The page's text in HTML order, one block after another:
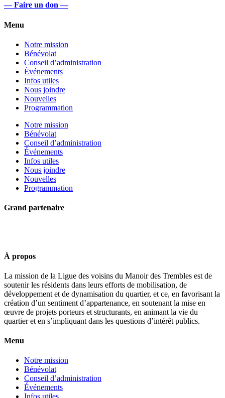
— Faire un don —
Menu
Notre mission
Bénévolat
Conseil d’administration
Événements
Infos utiles
Nous joindre
Nouvelles
Programmation
Notre mission
Bénévolat
Conseil d’administration
Événements
Infos utiles
Nous joindre
Nouvelles
Programmation
Grand partenaire
À propos
La mission de la Ligue des voisins du Manoir des Trembles est de
soutenir les résidents dans leurs efforts de mobilisation, de
développement et de dynamisation du quartier, et ce, en favorisant la
création d’un sentiment d’appartenance, en soutenant la mise en
œuvre de projets porteurs et structurants, en animant la vie du
quartier et en s’impliquant dans les questions d’intérêt publics.
Menu
Notre mission
Bénévolat
Conseil d’administration
Événements